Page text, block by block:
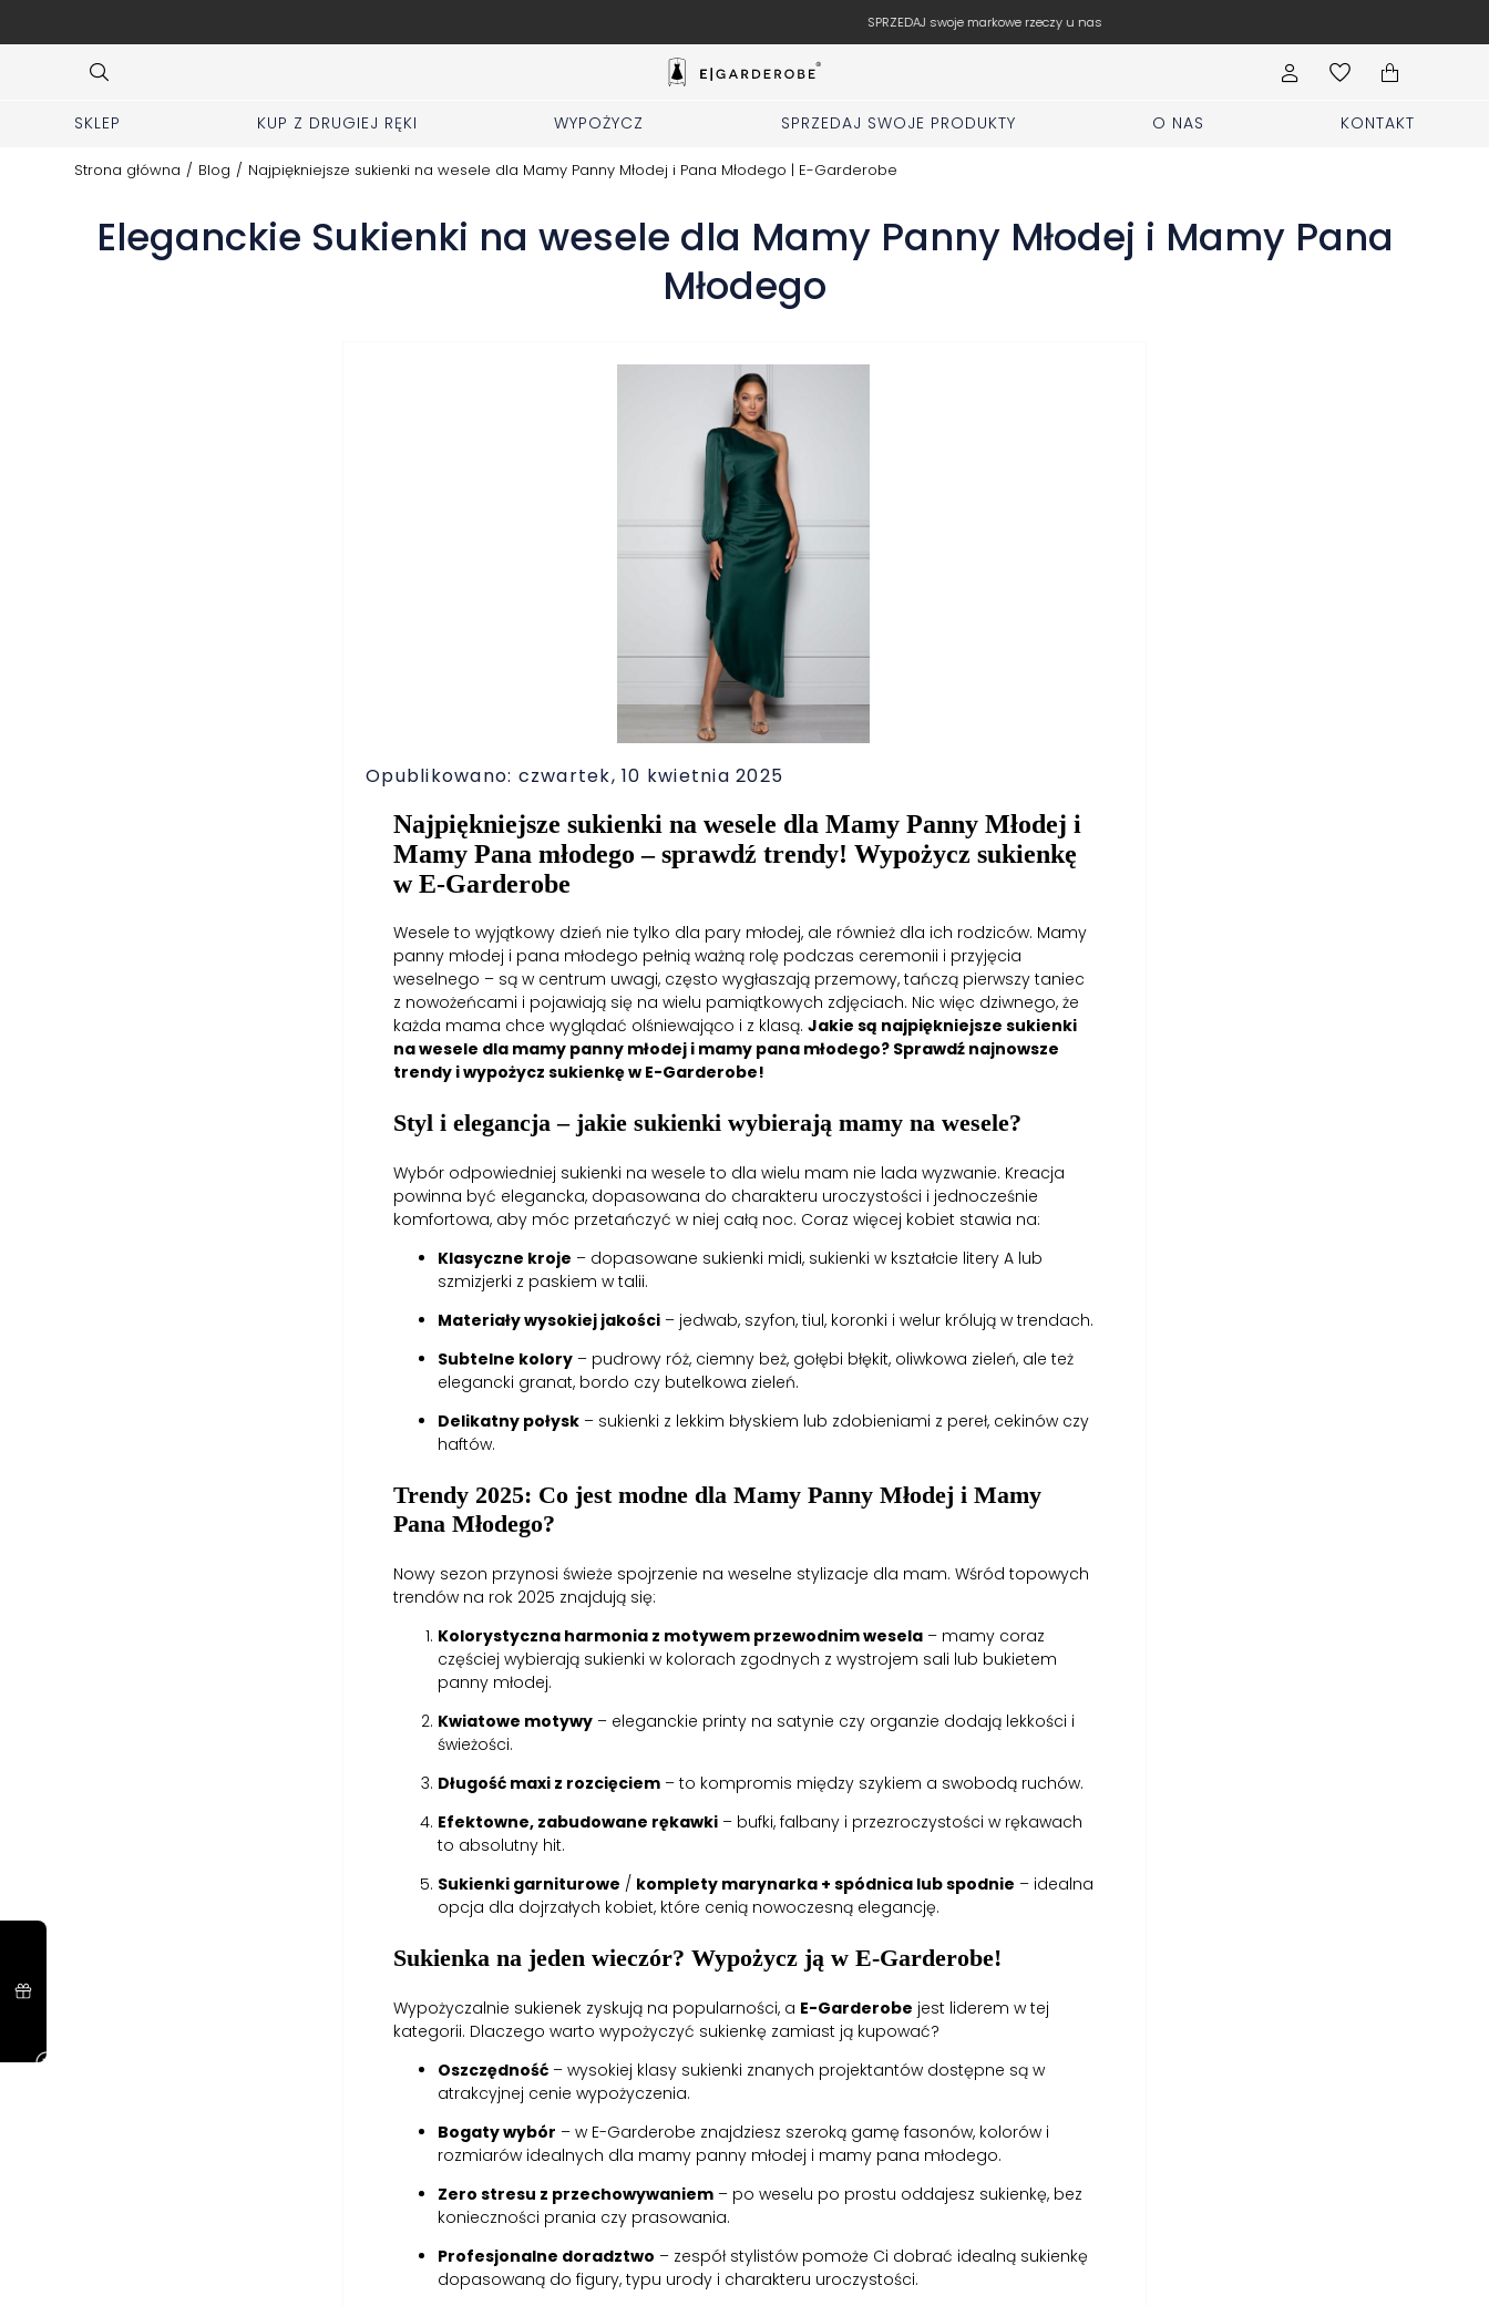
SKLEP KUP Z DRUGIEJ RĘKI WYPOŻYCZ SPRZEDAJ SWOJE PRODUKTY O NAS KONTAKT
Strona główna / Blog / Najpiękniejsze sukienki na wesele dla Mamy Panny Młodej i Pana Młodego | E-Garderobe
Eleganckie Sukienki na wesele dla Mamy Panny Młodej i Mamy Pana
Młodego
Opublikowano: czwartek, 10 kwietnia 2025
Najpiękniejsze sukienki na wesele dla Mamy Panny Młodej i
Mamy Pana młodego – sprawdź trendy! Wypożycz sukienkę
w E-Garderobe
Wesele to wyjątkowy dzień nie tylko dla pary młodej, ale również dla ich rodziców. Mamy
panny młodej i pana młodego pełnią ważną rolę podczas ceremonii i przyjęcia
weselnego – są w centrum uwagi, często wygłaszają przemowy, tańczą pierwszy taniec
z nowożeńcami i pojawiają się na wielu pamiątkowych zdjęciach. Nic więc dziwnego, że
każda mama chce wyglądać olśniewająco i z klasą.Jakie są najpiękniejsze sukienki
na wesele dla mamy panny młodej i mamy pana młodego? Sprawdź najnowsze
trendy i wypożycz sukienkę w E-Garderobe!
Styl i elegancja – jakie sukienki wybierają mamy na wesele?
Wybór odpowiedniej sukienki na wesele to dla wielu mam nie lada wyzwanie. Kreacja
powinna być elegancka, dopasowana do charakteru uroczystości i jednocześnie
komfortowa, aby móc przetańczyć w niej całą noc. Coraz więcej kobiet stawia na:
Klasyczne kroje – dopasowane sukienki midi, sukienki w kształcie litery A lub
szmizjerki z paskiem w talii.
Materiały wysokiej jakości – jedwab, szyfon, tiul, koronki i welur królują w trendach.
Subtelne kolory – pudrowy róż, ciemny beż, gołębi błękit, oliwkowa zieleń, ale też
elegancki granat, bordo czy butelkowa zieleń.
Delikatny połysk – sukienki z lekkim błyskiem lub zdobieniami z pereł, cekinów czy
haftów.
Trendy 2025: Co jest modne dla Mamy Panny Młodej i Mamy
Pana Młodego?
Nowy sezon przynosi świeże spojrzenie na weselne stylizacje dla mam. Wśród topowych
trendów na rok 2025 znajdują się:
Kolorystyczna harmonia z motywem przewodnim wesela – mamy coraz
częściej wybierają sukienki w kolorach zgodnych z wystrojem sali lub bukietem
panny młodej.
Kwiatowe motywy – eleganckie printy na satynie czy organzie dodają lekkości i
świeżości.
Długość maxi z rozcięciem – to kompromis między szykiem a swobodą ruchów.
Efektowne, zabudowane rękawki – bufki, falbany i przezroczystości w rękawach
to absolutny hit.
Sukienki garniturowe / komplety marynarka + spódnica lub spodnie – idealna
opcja dla dojrzałych kobiet, które cenią nowoczesną elegancję.
Sukienka na jeden wieczór? Wypożycz ją w E-Garderobe!
Wypożyczalnie sukienek zyskują na popularności, a E-Garderobe jest liderem w tej
kategorii. Dlaczego warto wypożyczyć sukienkę zamiast ją kupować?
Oszczędność – wysokiej klasy sukienki znanych projektantów dostępne są w
atrakcyjnej cenie wypożyczenia.
Bogaty wybór – w E-Garderobe znajdziesz szeroką gamę fasonów, kolorów i
rozmiarów idealnych dla mamy panny młodej i mamy pana młodego.
Zero stresu z przechowywaniem – po weselu po prostu oddajesz sukienkę, bez
konieczności prania czy prasowania.
Profesjonalne doradztwo – zespół stylistów pomoże Ci dobrać idealną sukienkę
dopasowaną do figury, typu urody i charakteru uroczystości.